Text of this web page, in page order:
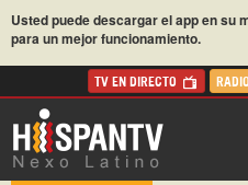
Usted puede descargar el app en su
para un mejor funcionamiento.
TV EN DIRECTO